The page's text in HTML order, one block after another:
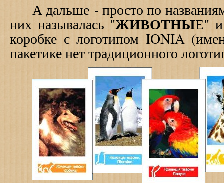
А дальше - просто по
них называлась"ЖИВОТНЫЕ" и
коробке с логотипом IONIA
пакетике нет традиционного